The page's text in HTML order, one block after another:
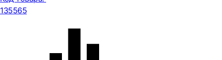
135565